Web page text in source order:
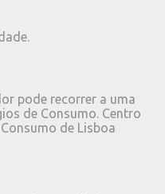
.
pode recorrer a uma
de Consumo. Centro
de Lisboa